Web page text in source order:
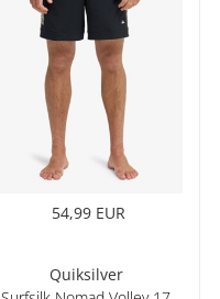
54,99 EUR
Quiksilver